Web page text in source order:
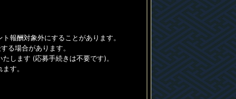
報酬対象外にすることがあります。
る場合があります。
します (応募手続きは不要です)。
す。